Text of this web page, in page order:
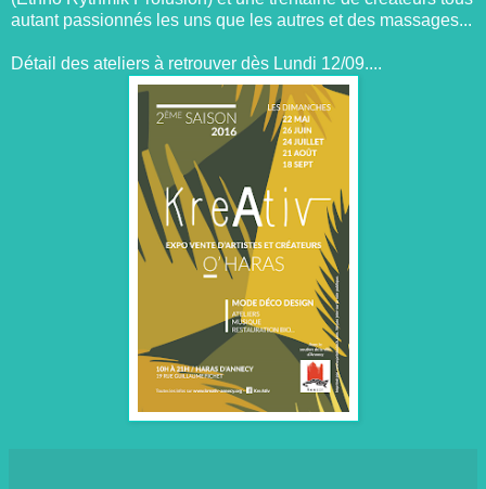
autant passionnés les uns que les autres et des massages...
Détail des ateliers à retrouver dès Lundi 12/09....